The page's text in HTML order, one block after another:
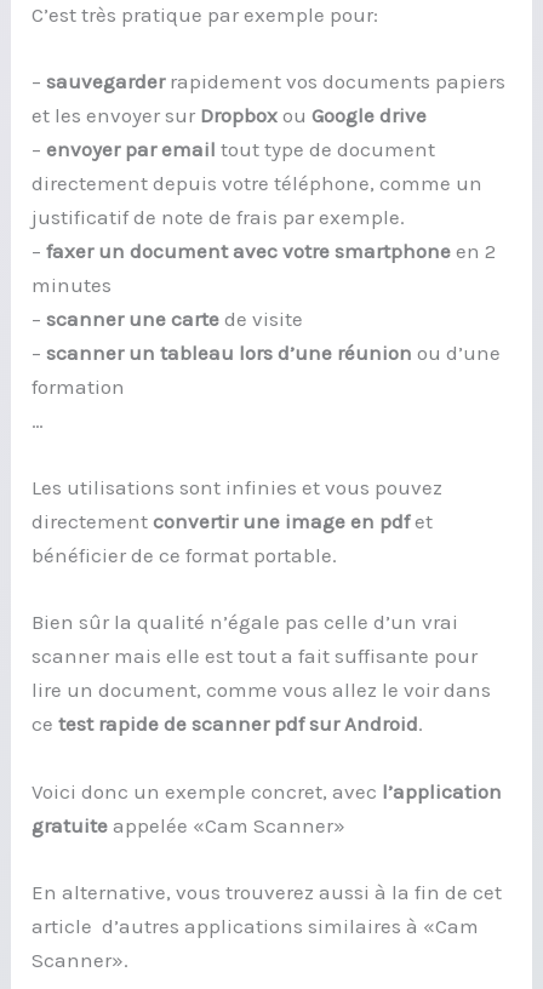
C’est très pratique par exemple pour:
–sauvegarderrapidement vos documents papiers
et les envoyer sur Dropbox ouGoogle drive
–envoyer par email tout type de document
directement depuis votre téléphone, comme un
justificatif de note de frais par exemple.
–faxer un document avec votre smartphone en 2
minutes
–scanner une cartede visite
–scanner un tableau lors d’une réunion ou d’une
formation
…
Les utilisations sont infinies et vous pouvez
directementconvertir une image en pdfet
bénéficier de ce format portable.
Bien sûr la qualité n’égale pas celle d’un vrai
scanner mais elle est tout a fait suffisante pour
lire un document, comme vous allez le voir dans
cetest rapide de scanner pdf sur Android.
Voici donc un exemple concret, avec l’application
gratuiteappelée «Cam Scanner»
En alternative, vous trouverez aussi à la fin de cet
article d’autres applications similaires à «Cam
Scanner».